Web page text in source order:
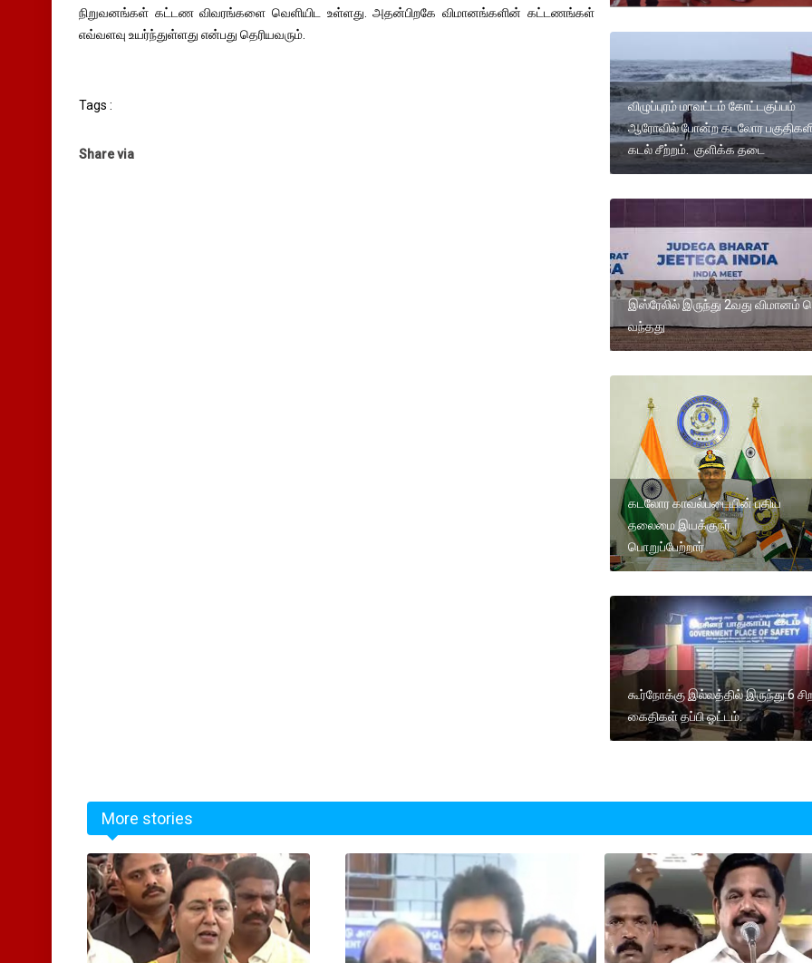
நிறுவனங்கள் கட்டண விவரங்களை வெளியிட உள்ளது. அதன்பிறகே விமானங்களின் கட்டணங்கள்
எவ்வளவு உயர்ந்துள்ளது என்பது தெரியவரும்.
Tags :
Share via
விழுப்புரம் மாவட்டம் கோட்டகுப்பம்
ஆரோவில் போன்ற கடலோர
கடல் சீற்றம். குளிக்க தடை
இஸ்ரேலில் இருந்து 2வது விமானம்
வந்தது
கடலோர காவல்படையின் புதிய
தலைமை இயக்குநர்
பொறுப்பேற்றார்
கூர்நோக்கு இல்லத்தில் இருந்து 6
கைதிகள் தப்பி ஓட்டம்.
More stories